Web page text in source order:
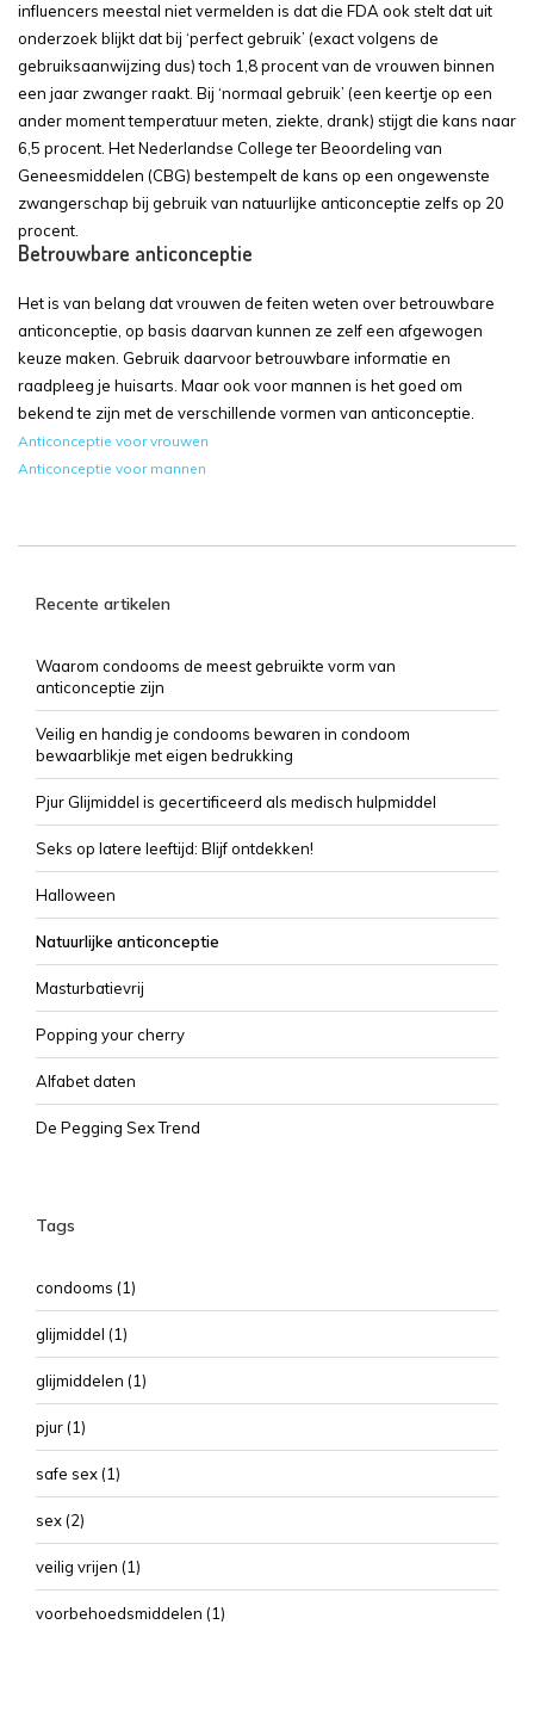
influencers meestal niet vermelden is dat die FDA ook stelt dat uit
onderzoek blijkt dat bij ‘perfect gebruik’ (exact volgens de
gebruiksaanwijzing dus) toch 1,8 procent van de vrouwen binnen
een jaar zwanger raakt. Bij ‘normaal gebruik’ (een keertje op een
ander moment temperatuur meten, ziekte, drank) stijgt die kans naar
6,5 procent. Het Nederlandse College ter Beoordeling van
Geneesmiddelen (CBG) bestempelt de kans op een ongewenste
zwangerschap bij gebruik van natuurlijke anticonceptie zelfs op 20
procent.
Betrouwbare anticonceptie
Het is van belang dat vrouwen de feiten weten over betrouwbare
anticonceptie, op basis daarvan kunnen ze zelf een afgewogen
keuze maken. Gebruik daarvoor betrouwbare informatie en
raadpleeg je huisarts. Maar ook voor mannen is het goed om
bekend te zijn met de verschillende vormen van anticonceptie.
Anticonceptie voor vrouwen
Anticonceptie voor mannen
Recente artikelen
Waarom condooms de meest gebruikte vorm van
anticonceptie zijn
Veilig en handig je condooms bewaren in condoom
bewaarblikje met eigen bedrukking
Pjur Glijmiddel is gecertificeerd als medisch hulpmiddel
Seks op latere leeftijd: Blijf ontdekken!
Halloween
Natuurlijke anticonceptie
Masturbatievrij
Popping your cherry
Alfabet daten
De Pegging Sex Trend
Tags
condooms (1)
glijmiddel (1)
glijmiddelen (1)
pjur (1)
safe sex (1)
sex (2)
veilig vrijen (1)
voorbehoedsmiddelen (1)